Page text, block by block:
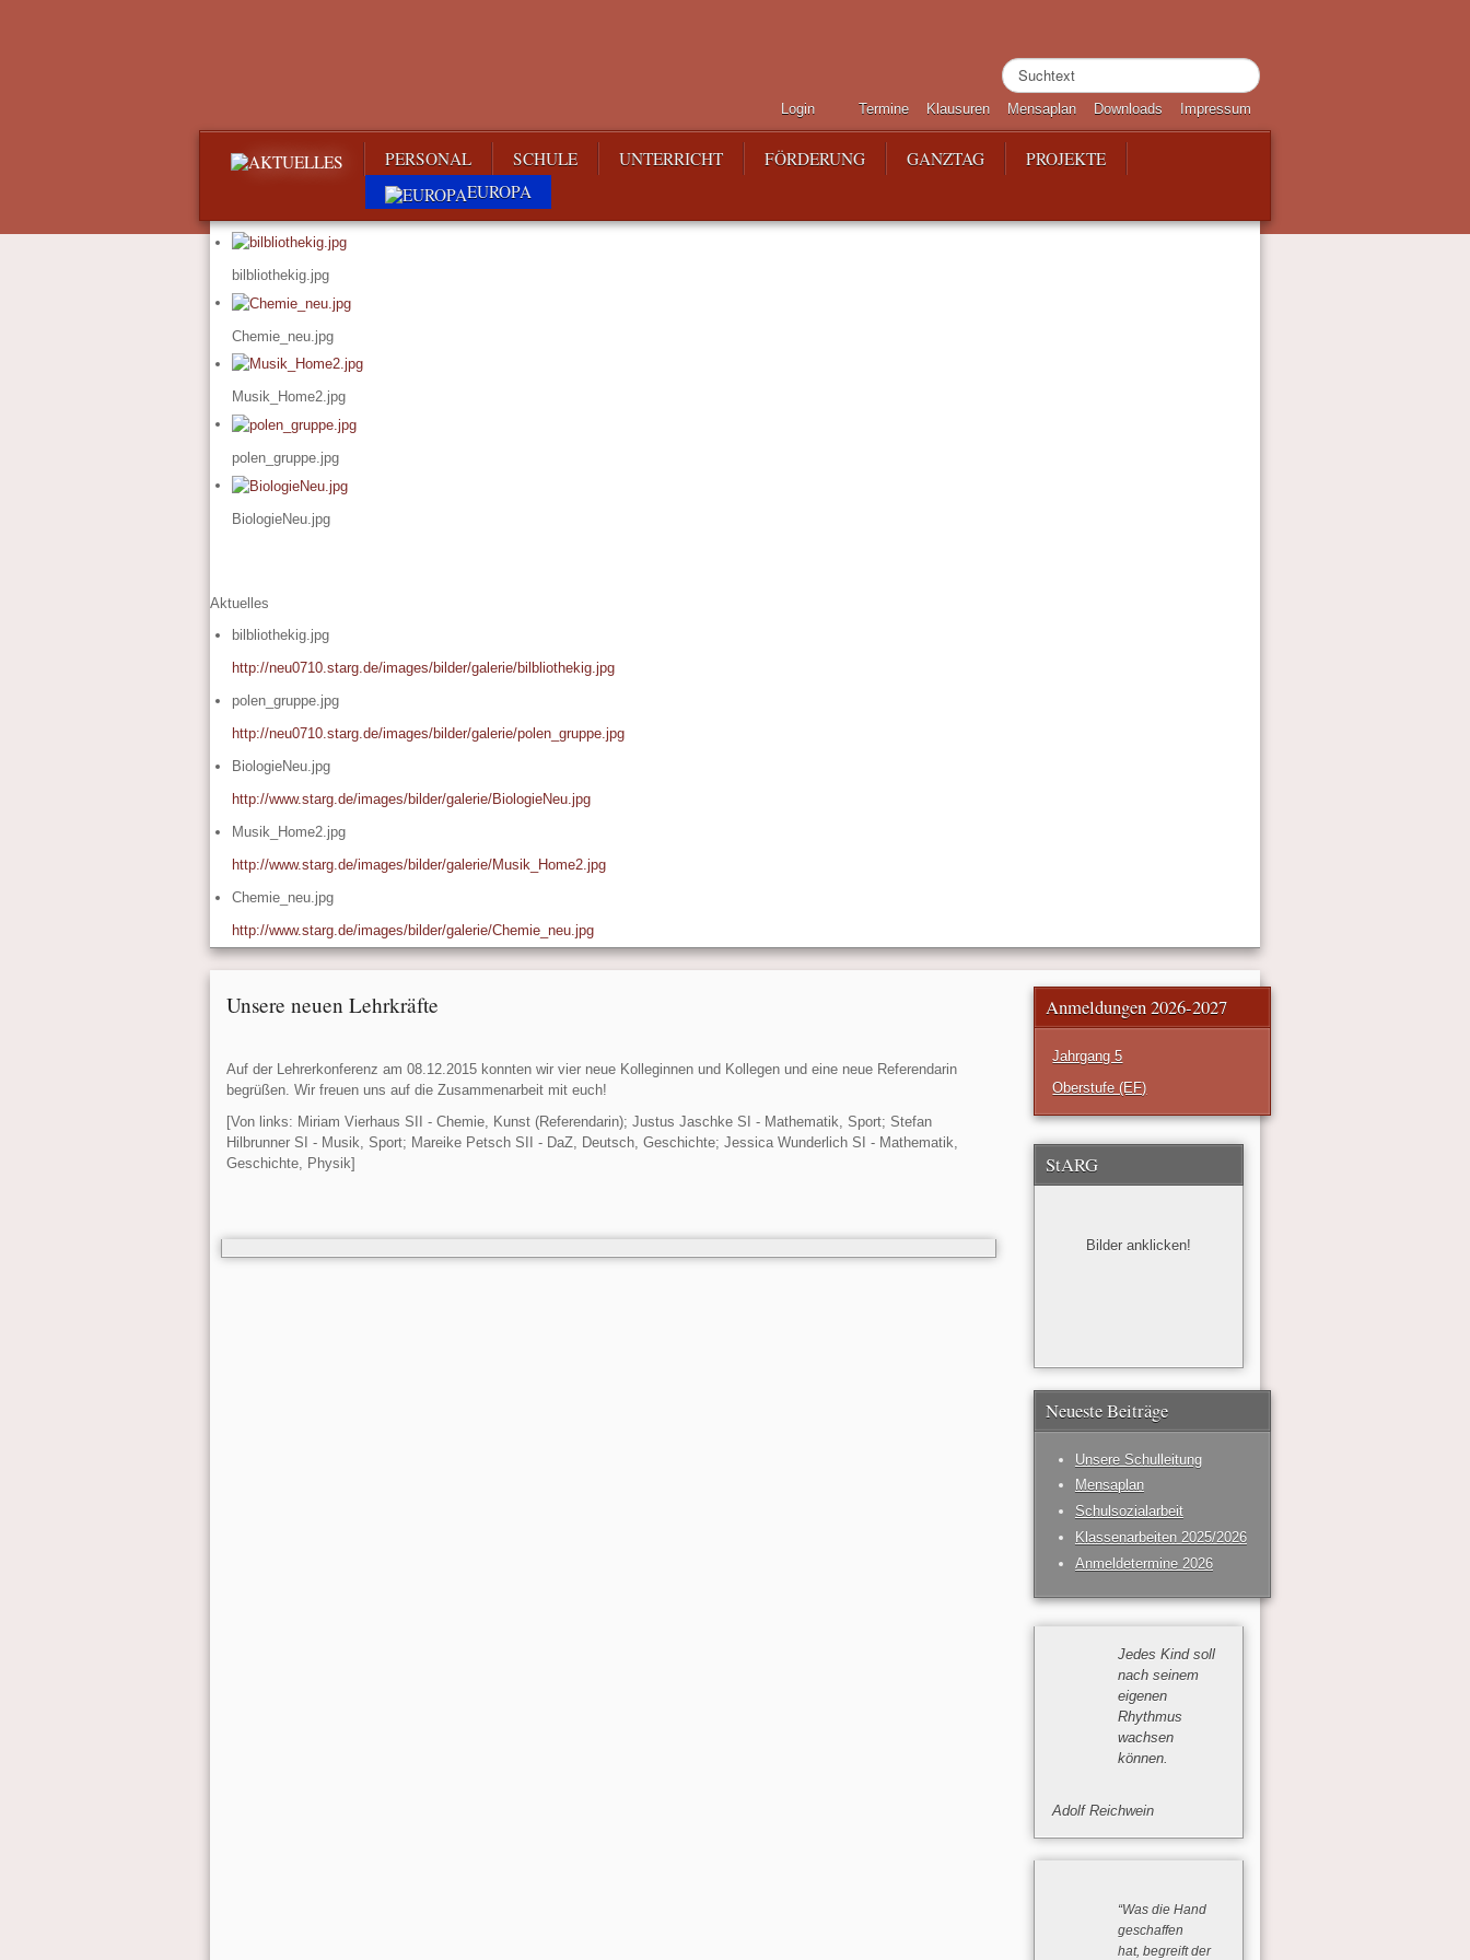
Suchen
...
Login
Termine Klausuren Mensaplan Downloads Impressum
PERSONAL SCHULE UNTERRICHT FÖRDERUNG GANZTAG
PROJEKTE
EUROPA
bilbliothekig.jpg
Chemie_neu.jpg
Musik_Home2.jpg
polen_gruppe.jpg
BiologieNeu.jpg
Aktuelles
bilbliothekig.jpg
http://neu0710.starg.de/images/bilder/galerie/bilbliothekig.jpg
polen_gruppe.jpg
http://neu0710.starg.de/images/bilder/galerie/polen_gruppe.jpg
BiologieNeu.jpg
http://www.starg.de/images/bilder/galerie/BiologieNeu.jpg
Musik_Home2.jpg
http://www.starg.de/images/bilder/galerie/Musik_Home2.jpg
Chemie_neu.jpg
http://www.starg.de/images/bilder/galerie/Chemie_neu.jpg
Unsere neuen Lehrkräfte
Auf der Lehrerkonferenz am 08.12.2015 konnten wir vier neue Kolleginnen und Kollegen und eine neue Referendarin
begrüßen. Wir freuen uns auf die Zusammenarbeit mit euch!
[Von links: Miriam Vierhaus SII - Chemie, Kunst (Referendarin); Justus Jaschke SI - Mathematik, Sport; Stefan
Hilbrunner SI - Musik, Sport; Mareike Petsch SII - DaZ, Deutsch, Geschichte; Jessica Wunderlich SI - Mathematik,
Geschichte, Physik]
Anmeldungen 2026-2027
Jahrgang 5
Oberstufe (EF)
StARG
Bilder anklicken!
Neueste Beiträge
Unsere Schulleitung
Mensaplan
Schulsozialarbeit
Klassenarbeiten 2025/2026
Anmeldetermine 2026
Jedes Kind soll
nach seinem
eigenen
Rhythmus
wachsen
können.
Adolf Reichwein
“Was die Hand
geschaffen
hat, begreift der